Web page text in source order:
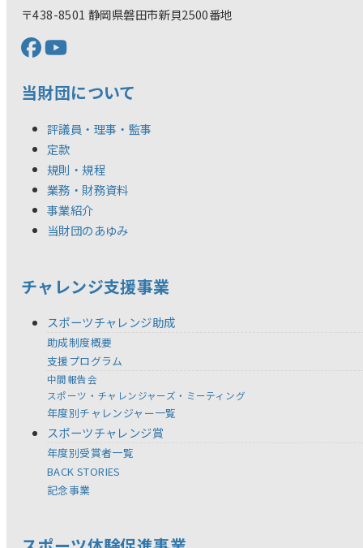
〒438-8501 静岡県磐田市新貝2500番地
当財団について
評議員・理事・監事
定款
規則・規程
業務・財務資料
事業紹介
当財団のあゆみ
チャレンジ支援事業
スポーツチャレンジ助成
助成制度概要
支援プログラム
中間報告会
スポーツ・チャレンジャーズ・ミーティング
年度別チャレンジャー一覧
スポーツチャレンジ賞
年度別受賞者一覧
BACK STORIES
記念事業